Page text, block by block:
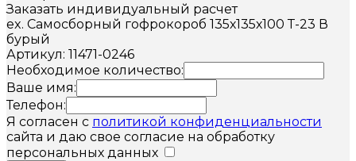
Заказать индивидуальный расчет
ex. Самосборный гофрокороб 135х135х100 Т-23 В
бурый
Артикул: 11471-0246
Необходимое количество:
Ваше имя:
Телефон:
Я согласен с политикой конфиденциальности
сайта и даю свое согласие на обработку
персональных данных